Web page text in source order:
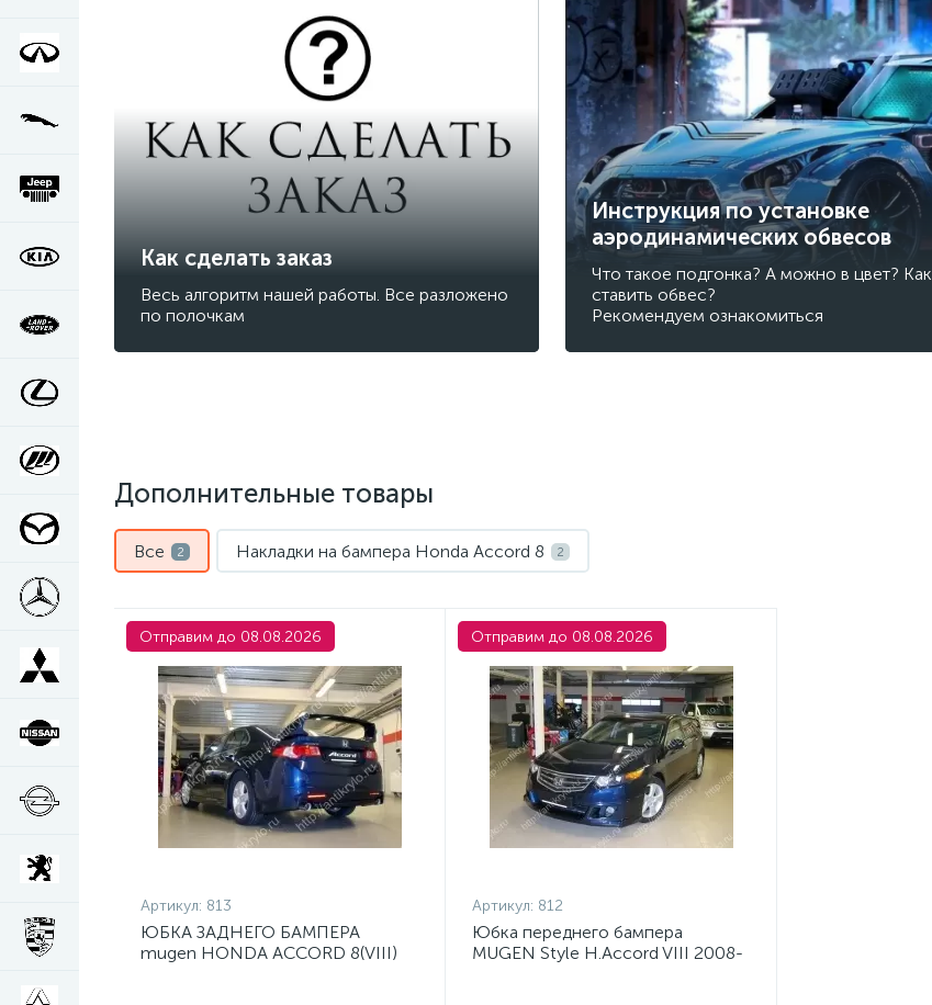
Как сделать заказ
Весь алгоритм нашей работы. Все разложено
по полочкам
Инструкция по установке
аэродинамических обвесов
Что такое подгонка? А можно в цвет? Как
ставить обвес?
Рекомендуем ознакомиться
Дополнительные товары
Все 2 Накладки на бампера Honda Accord 8 2
Отправим до 08.08.2026
Артикул: 813
ЮБКА ЗАДНЕГО БАМПЕРА
mugen HONDA ACCORD 8(VIII)
Отправим до 08.08.2026
Артикул: 812
Юбка переднего бампера
MUGEN Style H.Accord VIII 2008-